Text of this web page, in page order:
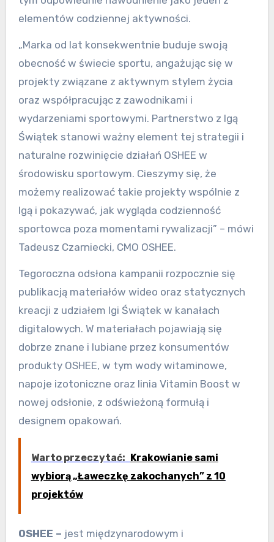
elementów codziennej aktywności.
„Marka od lat konsekwentnie buduje swoją
obecność w świecie sportu, angażując się w
projekty związane z aktywnym stylem życia
oraz współpracując z zawodnikami i
wydarzeniami sportowymi. Partnerstwo z Igą
Świątek stanowi ważny element tej strategii i
naturalne rozwinięcie działań OSHEE w
środowisku sportowym. Cieszymy się, że
możemy realizować takie projekty wspólnie z
Igą i pokazywać, jak wygląda codzienność
sportowca poza momentami rywalizacji” – mówi
Tadeusz Czarniecki, CMO OSHEE.
Tegoroczna odsłona kampanii rozpocznie się
publikacją materiałów wideo oraz statycznych
kreacji z udziałem Igi Świątek w kanałach
digitalowych. W materiałach pojawiają się
dobrze znane i lubiane przez konsumentów
produkty OSHEE, w tym wody witaminowe,
napoje izotoniczne oraz linia Vitamin Boost w
nowej odsłonie, z odświeżoną formułą i
designem opakowań.
Warto przeczytać: Krakowianie sami
wybiorą „Ławeczkę zakochanych” z 10
projektów
OSHEE – jest międzynarodowym i